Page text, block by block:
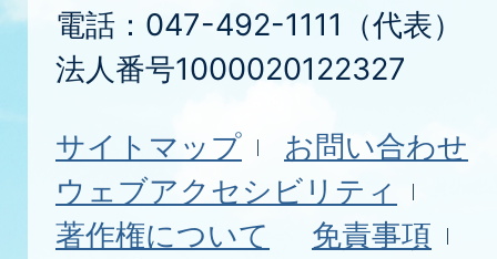
電話：047-492-1111（代表）
法人番号1000020122327
サイトマップ
お問い合わせ
ウェブアクセシビリティ
著作権について
免責事項